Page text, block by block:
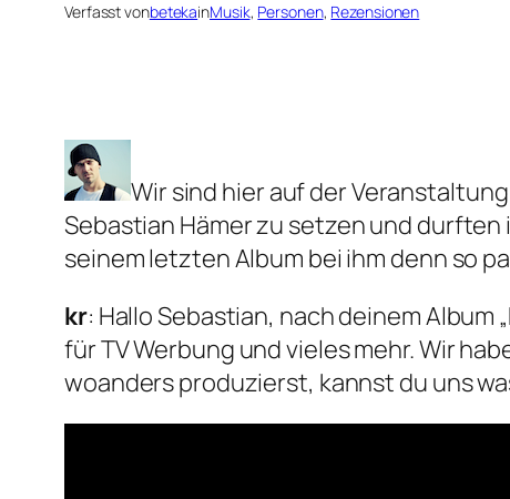
Verfasst vonbetekainMusik, Personen, Rezensionen
Wir sind hier auf der
Sebastian Hämer zu setzen und
seinem letzten Album bei ihm denn so
kr: Hallo Sebastian, nach deinem
für TV Werbung und vieles mehr. Wir
woanders produzierst, kannst du uns